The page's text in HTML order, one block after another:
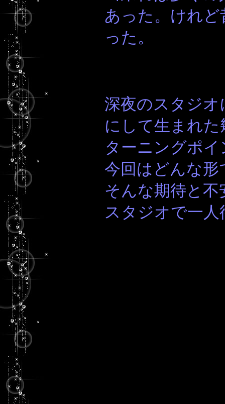
あった。けれ
った。
深夜のスタジオ
にして生まれ
ターニングポ
今回はどんな形
そんな期待と
スタジオで一